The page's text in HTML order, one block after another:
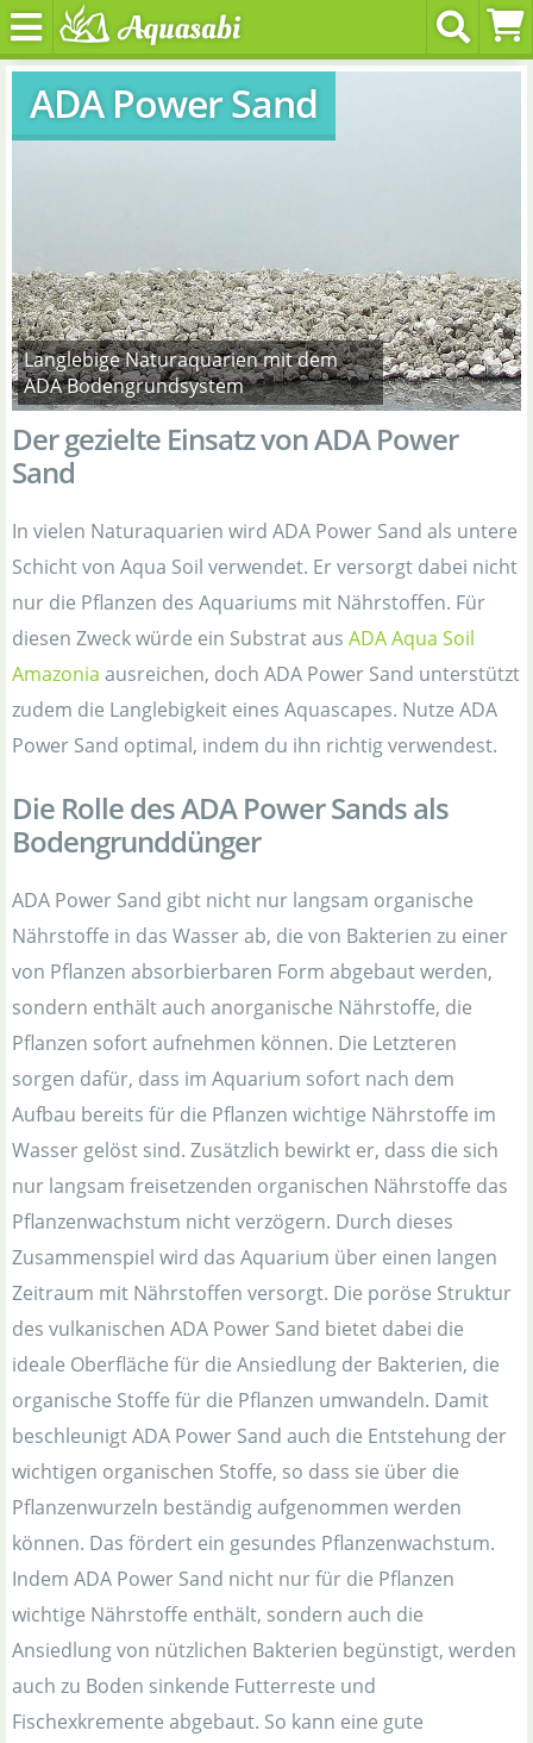
ADA Power Sand
Langlebige Naturaquarien mit dem
ADA Bodengrundsystem
Der gezielte Einsatz von ADA Power
Sand
In vielen Naturaquarien wird ADA Power Sand als untere
Schicht von Aqua Soil verwendet. Er versorgt dabei nicht
nur die Pflanzen des Aquariums mit Nährstoffen. Für
diesen Zweck würde ein Substrat aus ADA Aqua Soil
Amazonia ausreichen, doch ADA Power Sand unterstützt
zudem die Langlebigkeit eines Aquascapes. Nutze ADA
Power Sand optimal, indem du ihn richtig verwendest.
Die Rolle des ADA Power Sands als
Bodengrunddünger
ADA Power Sand gibt nicht nur langsam organische
Nährstoffe in das Wasser ab, die von Bakterien zu einer
von Pflanzen absorbierbaren Form abgebaut werden,
sondern enthält auch anorganische Nährstoffe, die
Pflanzen sofort aufnehmen können. Die Letzteren
sorgen dafür, dass im Aquarium sofort nach dem
Aufbau bereits für die Pflanzen wichtige Nährstoffe im
Wasser gelöst sind. Zusätzlich bewirkt er, dass die sich
nur langsam freisetzenden organischen Nährstoffe das
Pflanzenwachstum nicht verzögern. Durch dieses
Zusammenspiel wird das Aquarium über einen langen
Zeitraum mit Nährstoffen versorgt. Die poröse Struktur
des vulkanischen ADA Power Sand bietet dabei die
ideale Oberfläche für die Ansiedlung der Bakterien, die
organische Stoffe für die Pflanzen umwandeln. Damit
beschleunigt ADA Power Sand auch die Entstehung der
wichtigen organischen Stoffe, so dass sie über die
Pflanzenwurzeln beständig aufgenommen werden
können. Das fördert ein gesundes Pflanzenwachstum.
Indem ADA Power Sand nicht nur für die Pflanzen
wichtige Nährstoffe enthält, sondern auch die
Ansiedlung von nützlichen Bakterien begünstigt, werden
auch zu Boden sinkende Futterreste und
Fischexkremente abgebaut. So kann eine gute